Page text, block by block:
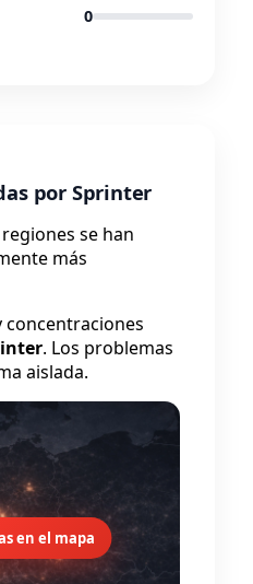
0
por Sprinter
se han
más
concentraciones
. Los problemas
aislada.
en el mapa